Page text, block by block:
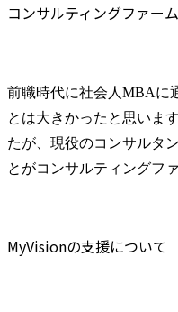
コンサルティングファー
前職時代に社会人MBAに
とは大きかったと思いま
たが、現役のコンサルタ
とがコンサルティングフ
MyVisionの支援について